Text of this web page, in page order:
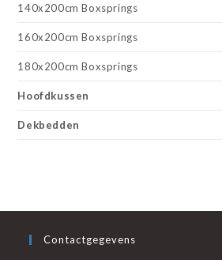
140x200cm Boxsprings
160x200cm Boxsprings
180x200cm Boxsprings
Hoofdkussen
Dekbedden
Contactgegevens